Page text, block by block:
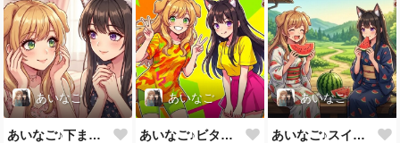
あいなご
あいなご♪下まつ毛もバッチリ💕
あいなご
あいなご♪ビタミンカラーで元気をあげる💕
あいなご
あいなご♪スイカ美味しいね大～好き💕